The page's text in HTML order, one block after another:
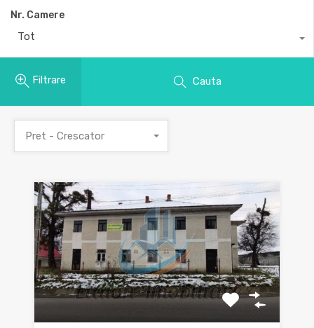
Nr. Camere
Tot
Filtrare Cauta
Pret - Crescator